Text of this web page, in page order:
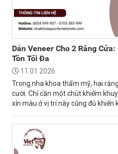
Dán Veneer Cho 2 Răng
Tồn Tối Đa
11 01 2026
Trong nha khoa thẩm mỹ, hai
cười. Chỉ cần một chút khiếm
xỉn màu ở vị trí này cũng đủ